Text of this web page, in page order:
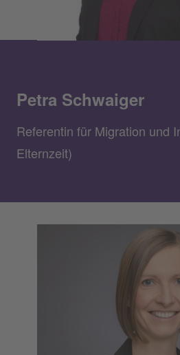
Petra Schwaiger
Referentin für Migration und
Elternzeit)